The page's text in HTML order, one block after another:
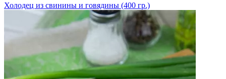
Холодец из свинины и говядины (400 гр.)